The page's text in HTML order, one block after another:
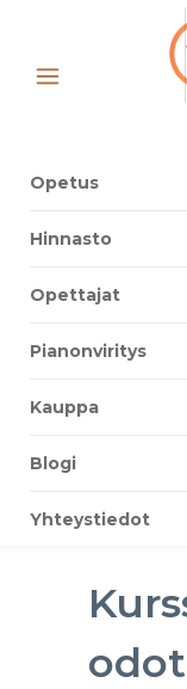
Opetus
Hinnasto
Opettajat
Pianonviritys
Kauppa
Blogi
Yhteystiedot